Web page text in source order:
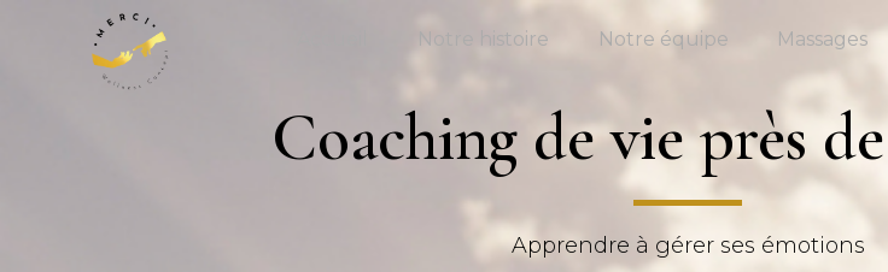
Notre histoire Notre équipe Massages
Coaching de vie près
Apprendre à gérer ses émotions